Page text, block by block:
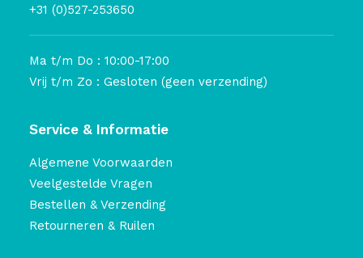
+31 (0)527-253650
Ma t/m Do : 10:00-17:00
Vrij t/m Zo : Gesloten (geen verzending)
Service & Informatie
Algemene Voorwaarden
Veelgestelde Vragen
Bestellen & Verzending
Retourneren & Ruilen